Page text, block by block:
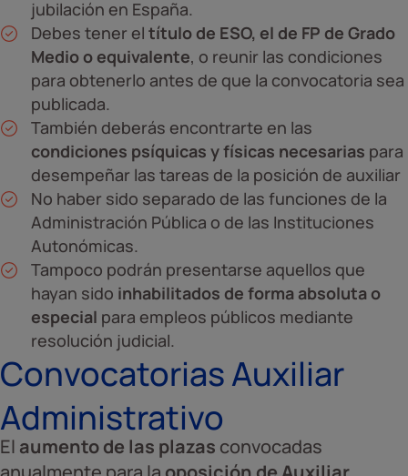
jubilación en España.
Debes tener el título de ESO, el de FP de Grado
Medio o equivalente, o reunir las condiciones
para obtenerlo antes de que la convocatoria sea
publicada.
También deberás encontrarte en las
condiciones psíquicas y físicas necesarias para
desempeñar las tareas de la posición de auxiliar
No haber sido separado de las funciones de la
Administración Pública o de las Instituciones
Autonómicas.
Tampoco podrán presentarse aquellos que
hayan sido inhabilitados de forma absoluta o
especial para empleos públicos mediante
resolución judicial.
Convocatorias Auxiliar
Administrativo
El aumento de las plazas convocadas